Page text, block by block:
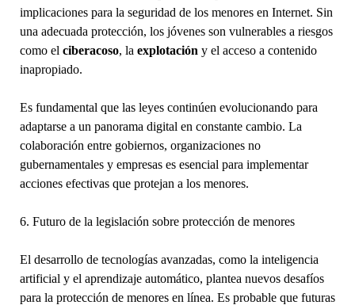
implicaciones para la seguridad de los menores en Internet. Sin
una adecuada protección, los jóvenes son vulnerables a riesgos
como el ciberacoso, la explotación y el acceso a contenido
inapropiado.
Es fundamental que las leyes continúen evolucionando para
adaptarse a un panorama digital en constante cambio. La
colaboración entre gobiernos, organizaciones no
gubernamentales y empresas es esencial para implementar
acciones efectivas que protejan a los menores.
6. Futuro de la legislación sobre protección de menores
El desarrollo de tecnologías avanzadas, como la inteligencia
artificial y el aprendizaje automático, plantea nuevos desafíos
para la protección de menores en línea. Es probable que futuras